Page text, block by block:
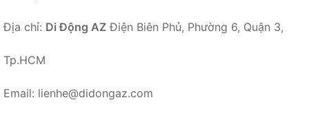
Địa chỉ: Di Động AZ Điện Biên Phủ, Phường 6, Quận 3,
Tp.HCM
Email: lienhe@didongaz.com